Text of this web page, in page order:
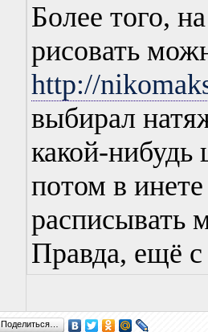
Более того,
рисовать
http://
выбирал
какой-нибудь
потом в
расписывать
Правда, ещё
Поделиться…